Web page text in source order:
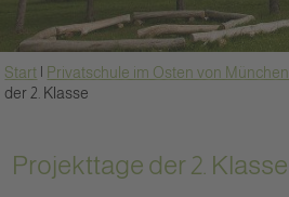
Start Privatschule im Osten von München
der 2. Klasse
Projekttage der 2. Klasse